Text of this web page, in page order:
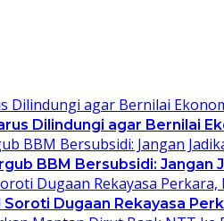
Dilindungi agar Bernilai
BBM Bersubsidi: Jangan
Dugaan Rekayasa